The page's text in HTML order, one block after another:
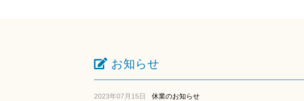
お知らせ
2023年07月15日 休業のお知らせ